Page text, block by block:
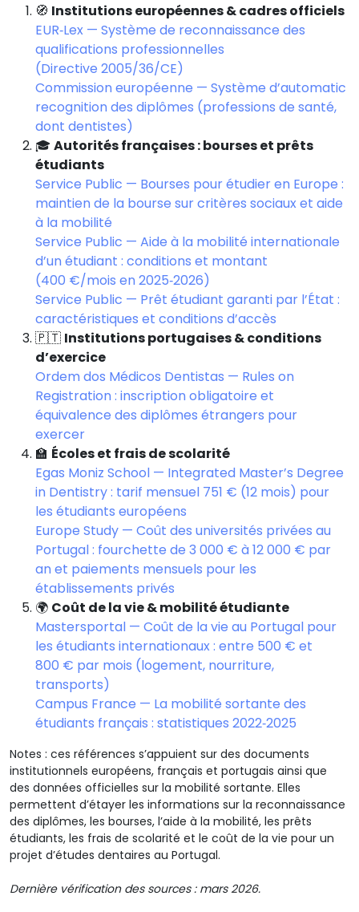
🧭 Institutions européennes & cadres officiels
EUR‑Lex — Système de reconnaissance des
qualifications professionnelles
(Directive 2005/36/CE)
Commission européenne — Système d’automatic
recognition des diplômes (professions de santé,
dont dentistes)
🎓 Autorités françaises : bourses et prêts
étudiants
Service Public — Bourses pour étudier en Europe :
maintien de la bourse sur critères sociaux et aide
à la mobilité
Service Public — Aide à la mobilité internationale
d’un étudiant : conditions et montant
(400 €/mois en 2025‑2026)
Service Public — Prêt étudiant garanti par l’État :
caractéristiques et conditions d’accès
🇵🇹 Institutions portugaises & conditions
d’exercice
Ordem dos Médicos Dentistas — Rules on
Registration : inscription obligatoire et
équivalence des diplômes étrangers pour
exercer
🏫 Écoles et frais de scolarité
Egas Moniz School — Integrated Master’s Degree
in Dentistry : tarif mensuel 751 € (12 mois) pour
les étudiants européens
Europe Study — Coût des universités privées au
Portugal : fourchette de 3 000 € à 12 000 € par
an et paiements mensuels pour les
établissements privés
🌍 Coût de la vie & mobilité étudiante
Mastersportal — Coût de la vie au Portugal pour
les étudiants internationaux : entre 500 € et
800 € par mois (logement, nourriture,
transports)
Campus France — La mobilité sortante des
étudiants français : statistiques 2022‑2025
Notes : ces références s’appuient sur des documents
institutionnels européens, français et portugais ainsi que
des données officielles sur la mobilité sortante. Elles
permettent d’étayer les informations sur la reconnaissance
des diplômes, les bourses, l’aide à la mobilité, les prêts
étudiants, les frais de scolarité et le coût de la vie pour un
projet d’études dentaires au Portugal.
Dernière vérification des sources : mars 2026.